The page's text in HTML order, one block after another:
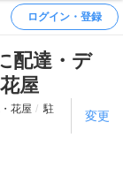
ログイン・登録
配達・デ
屋
花屋
駐
変更